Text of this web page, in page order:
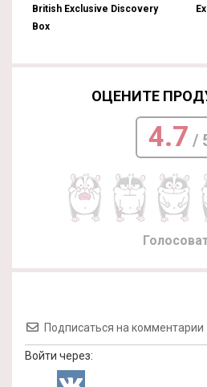
British Exclusive Discovery
Box
ОЦЕНИТЕ
4.7 /
Подписаться на комментарии
Войти через: